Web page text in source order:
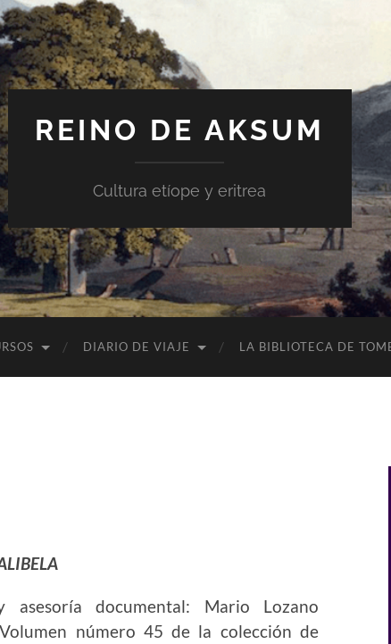
REINO DE AKSUM
Cultura etíope y eritrea
DIARIO DE VIAJE LA BIBLIOTECA DE
asesoría documental: Mario Lozano
número 45 de la colección de